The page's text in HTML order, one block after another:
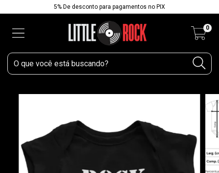
5% De desconto para pagamentos no PIX
0